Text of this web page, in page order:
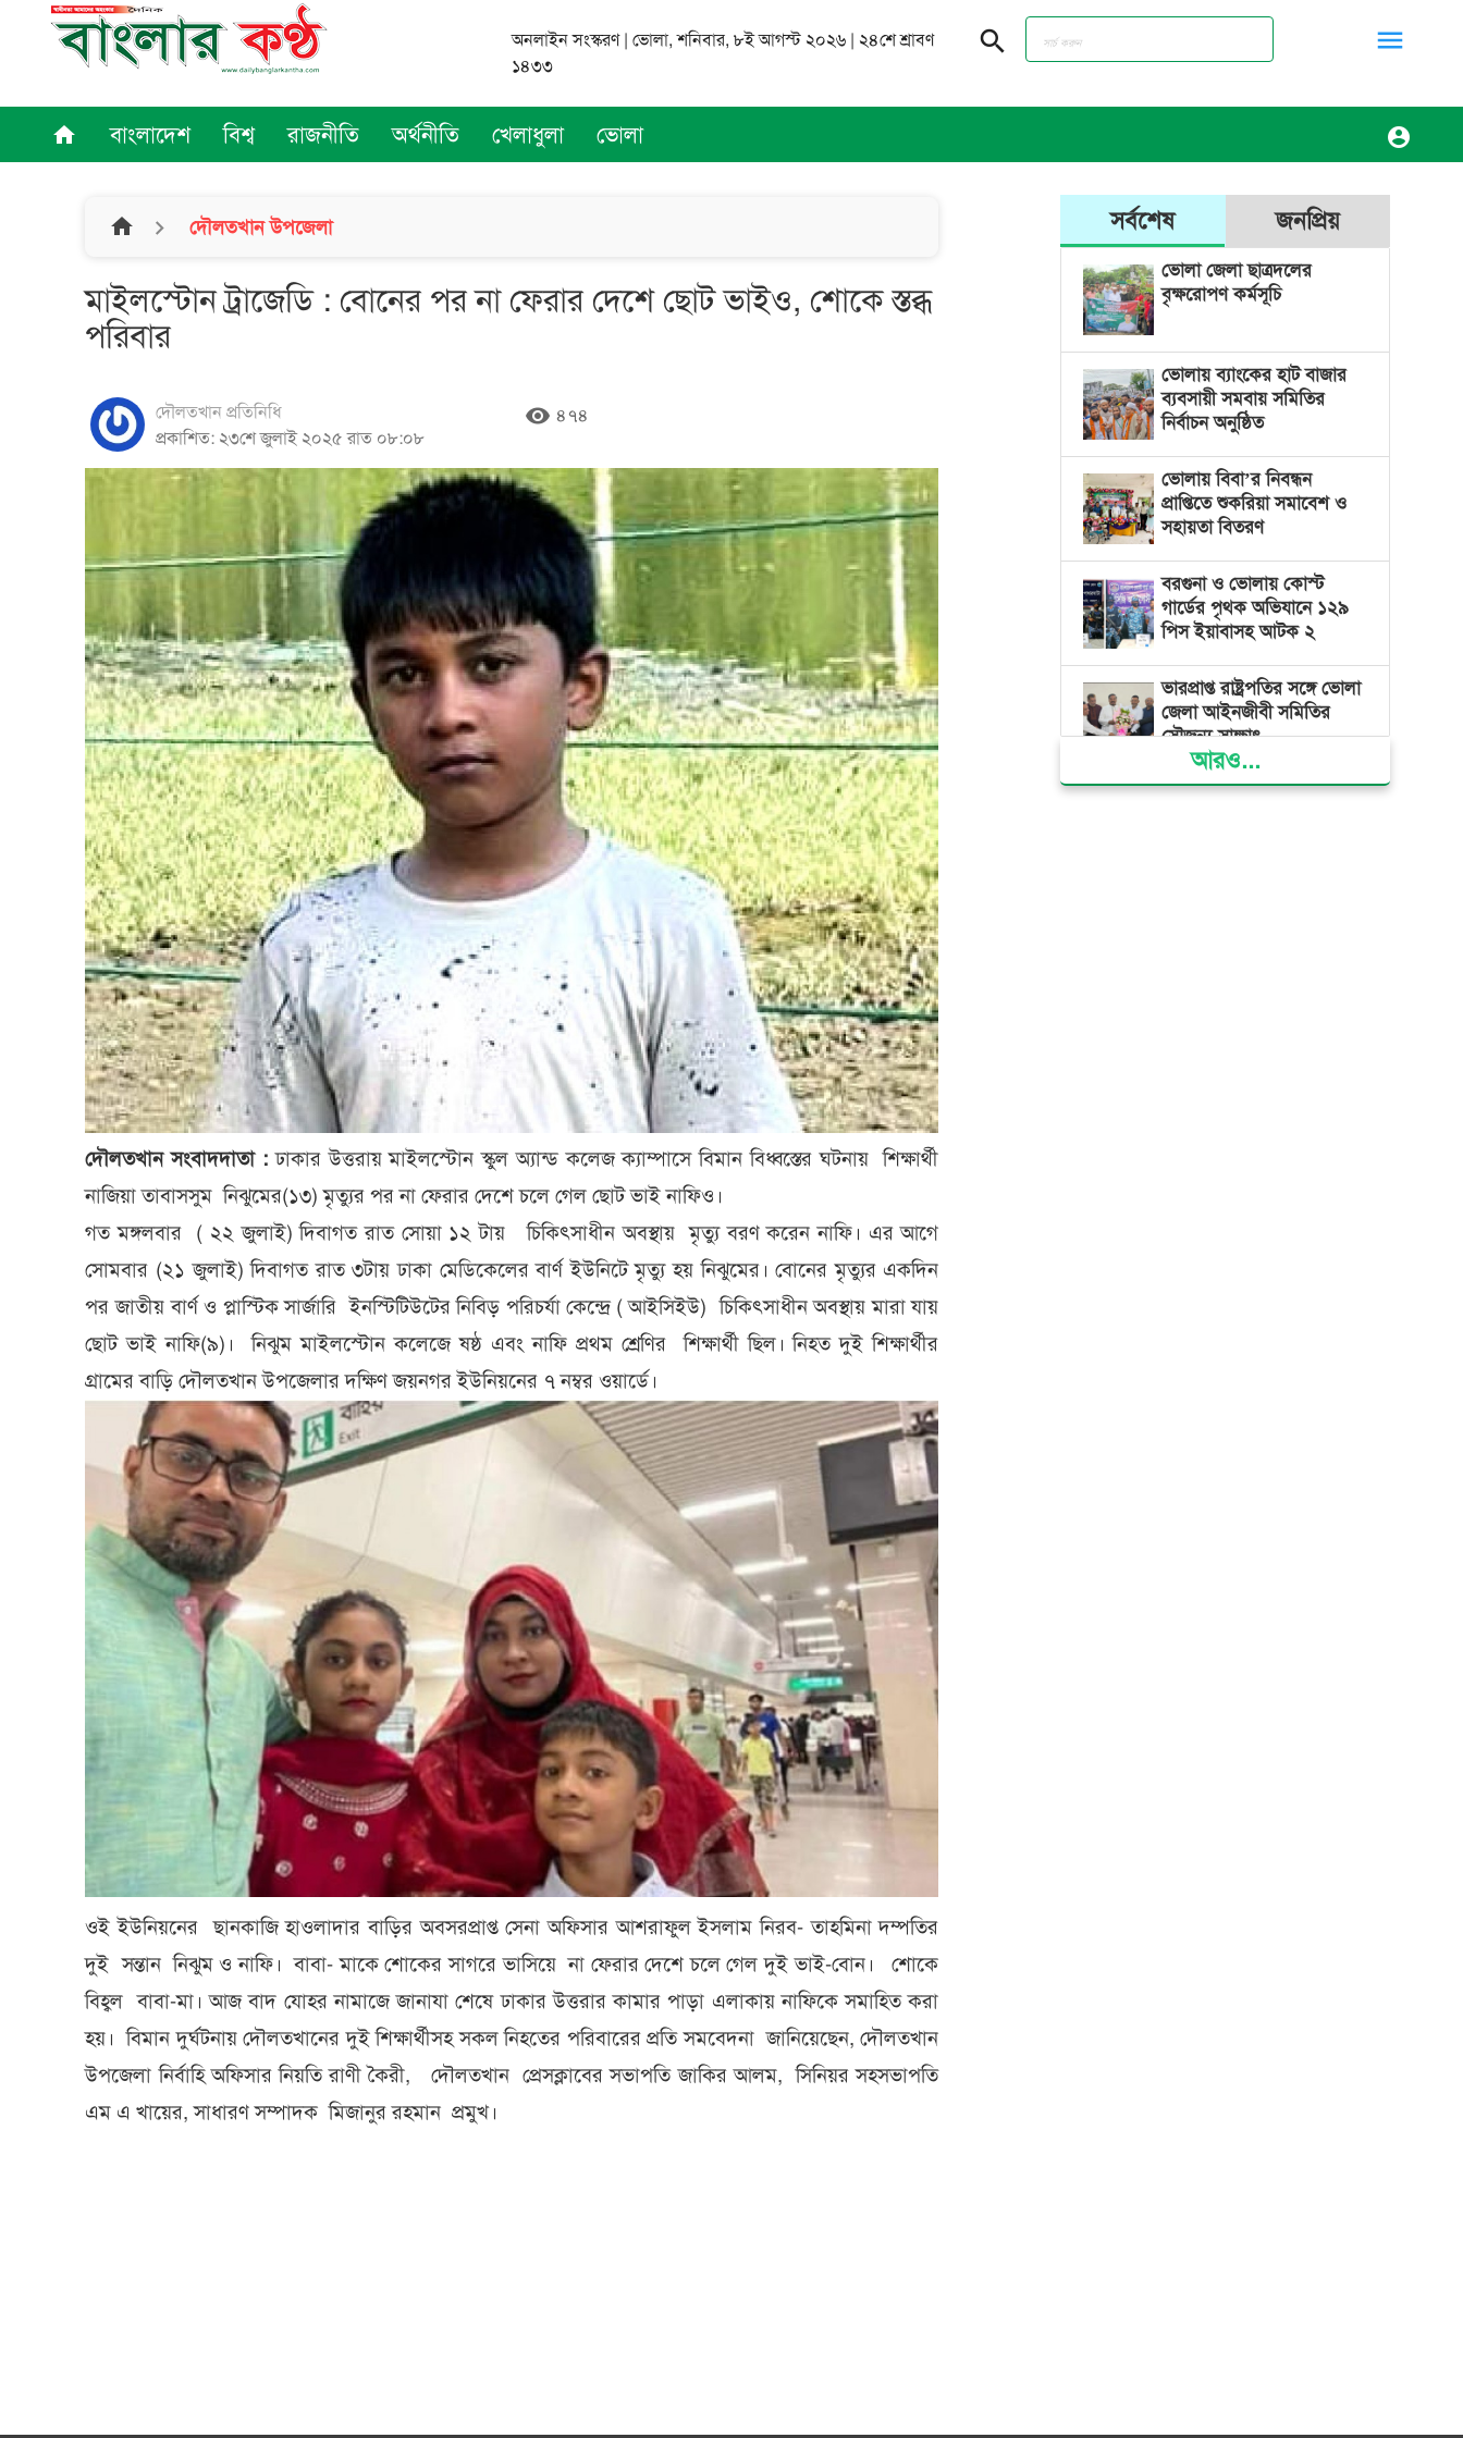
অনলাইন সংস্করণ | ভোলা, শনিবার, ৮ই আগস্ট ২০২৬ | ২৪শে শ্রাবণ
১৪৩৩
search menu
account_circle
home বাংলাদেশ বিশ্ব রাজনীতি অর্থনীতি খেলাধুলা ভোলা
home দৌলতখান উপজেলা
মাইলস্টোন ট্রাজেডি : বোনের পর না ফেরার দেশে ছোট ভাইও, শোকে স্তব্ধ
পরিবার
দৌলতখান প্রতিনিধি
প্রকাশিত: ২৩শে জুলাই ২০২৫ রাত ০৮:০৮
remove_red_eye ৪৭৪
দৌলতখান সংবাদদাতা :ঢাকার উত্তরায় মাইলস্টোন স্কুল অ্যান্ড কলেজ ক্যাম্পাসে বিমান বিধ্বস্তের ঘটনায় শিক্ষার্থী
নাজিয়া তাবাসসুম নিঝুমের(১৩) মৃত্যুর পর না ফেরার দেশে চলে গেল ছোট ভাই নাফিও।
গত মঙ্গলবার ( ২২ জুলাই) দিবাগত রাত সোয়া ১২ টায় চিকিৎসাধীন অবস্থায় মৃত্যু বরণ করেন নাফি। এর আগে
সোমবার (২১ জুলাই) দিবাগত রাত ৩টায় ঢাকা মেডিকেলের বার্ণ ইউনিটে মৃত্যু হয় নিঝুমের। বোনের মৃত্যুর একদিন
পর জাতীয় বার্ণ ও প্লাস্টিক সার্জারি ইনস্টিটিউটের নিবিড় পরিচর্যা কেন্দ্রে ( আইসিইউ) চিকিৎসাধীন অবস্থায় মারা যায়
ছোট ভাই নাফি(৯)। নিঝুম মাইলস্টোন কলেজে ষষ্ঠ এবং নাফি প্রথম শ্রেণির শিক্ষার্থী ছিল। নিহত দুই শিক্ষার্থীর
গ্রামের বাড়ি দৌলতখান উপজেলার দক্ষিণ জয়নগর ইউনিয়নের ৭ নম্বর ওয়ার্ডে।
ওই ইউনিয়নের ছানকাজি হাওলাদার বাড়ির অবসরপ্রাপ্ত সেনা অফিসার আশরাফুল ইসলাম নিরব- তাহমিনা দম্পতির
দুই সন্তান নিঝুম ও নাফি। বাবা- মাকে শোকের সাগরে ভাসিয়ে না ফেরার দেশে চলে গেল দুই ভাই-বোন। শোকে
বিহ্বল বাবা-মা। আজ বাদ যোহর নামাজে জানাযা শেষে ঢাকার উত্তরার কামার পাড়া এলাকায় নাফিকে সমাহিত করা
হয়। বিমান দুর্ঘটনায় দৌলতখানের দুই শিক্ষার্থীসহ সকল নিহতের পরিবারের প্রতি সমবেদনা জানিয়েছেন, দৌলতখান
উপজেলা নির্বাহি অফিসার নিয়তি রাণী কৈরী, দৌলতখান প্রেসক্লাবের সভাপতি জাকির আলম, সিনিয়র সহসভাপতি
এম এ খায়ের, সাধারণ সম্পাদক মিজানুর রহমান প্রমুখ।
সর্বশেষ জনপ্রিয়
ভোলা জেলা ছাত্রদলের
বৃক্ষরোপণ কর্মসূচি
ভোলায় ব্যাংকের হাট বাজার
ব্যবসায়ী সমবায় সমিতির
নির্বাচন অনুষ্ঠিত
ভোলায় বিবা’র নিবন্ধন
প্রাপ্তিতে শুকরিয়া সমাবেশ ও
সহায়তা বিতরণ
বরগুনা ও ভোলায় কোস্ট
গার্ডের পৃথক অভিযানে ১২৯
পিস ইয়াবাসহ আটক ২
ভারপ্রাপ্ত রাষ্ট্রপতির সঙ্গে ভোলা
জেলা আইনজীবী সমিতির
সৌজন্য সাক্ষাৎ
দৌলতখানে জমি বিরোধে
আরও...